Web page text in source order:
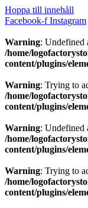
Hoppa till innehåll
Facebook-f Instagram
Warning: Undefined
/home/
content/plugins/
Warning: Trying to
/home/
content/plugins/
Warning: Undefined
/home/
content/plugins/
Warning: Trying to
/home/
content/plugins/